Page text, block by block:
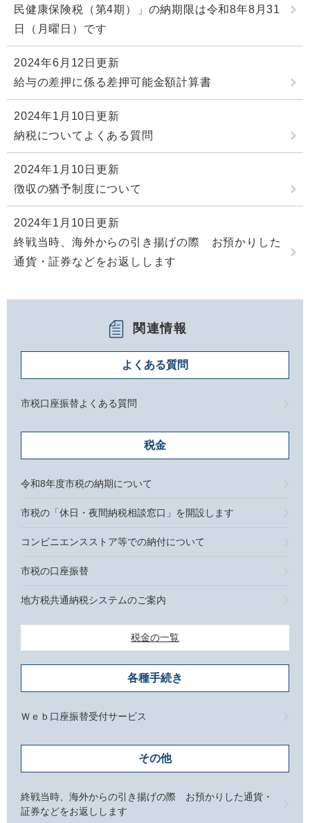
民健康保険税（第4期）」の納期限は令和8年8月31
日（月曜日）です
2024年6月12日更新
給与の差押に係る差押可能金額計算書
2024年1月10日更新
納税についてよくある質問
2024年1月10日更新
徴収の猶予制度について
2024年1月10日更新
終戦当時、海外からの引き揚げの際 お預かりした
通貨・証券などをお返しします
関連情報
よくある質問
市税口座振替よくある質問
税金
令和8年度市税の納期について
市税の「休日・夜間納税相談窓口」を開設します
コンビニエンスストア等での納付について
市税の口座振替
地方税共通納税システムのご案内
税金の一覧
各種手続き
Ｗｅｂ口座振替受付サービス
その他
終戦当時、海外からの引き揚げの際 お預かりした通貨・
証券などをお返しします